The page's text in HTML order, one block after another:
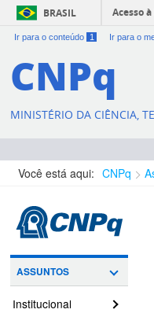
BRASIL Acesso
Ir para o conteúdo 1 Ir para o
CNPq
MINISTÉRIO DA CIÊNCIA,
Você está aqui: CNPq
ASSUNTOS
Institucional